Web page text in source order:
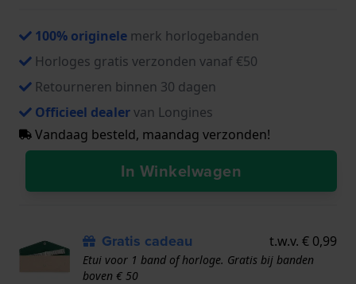
100% originele merk horlogebanden
Horloges gratis verzonden vanaf €50
Retourneren binnen 30 dagen
Officieel dealervan Longines
Vandaag besteld, maandag verzonden!
In Winkelwagen
Gratis cadeau t.w.v. € 0,99
Etui voor 1 band of horloge. Gratis bij banden
boven € 50